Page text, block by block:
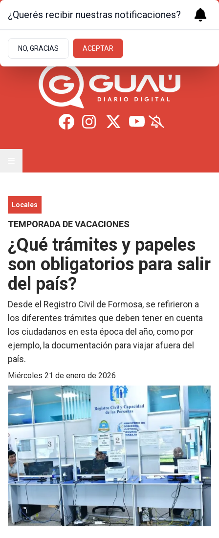
27.8ºc | Formosa
Locales
TEMPORADA DE VACACIONES
¿Qué trámites y papeles
son obligatorios para salir
del país?
Desde el Registro Civil de Formosa, se refirieron a
los diferentes trámites que deben tener en cuenta
los ciudadanos en esta época del año, como por
ejemplo, la documentación para viajar afuera del
país.
miércoles 21 de enero de 2026
¿Querés recibir nuestras notificaciones?
NO, GRACIAS ACEPTAR